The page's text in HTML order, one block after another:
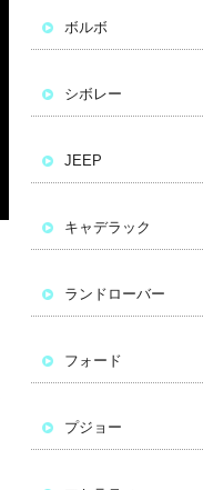
ボルボ
シボレー
JEEP
キャデラック
ランドローバー
フォード
プジョー